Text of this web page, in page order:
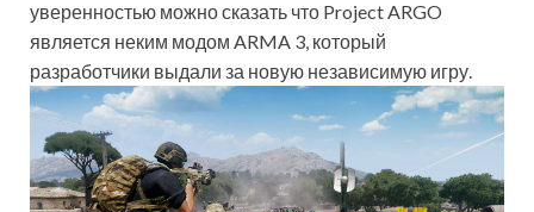
уверенностью можно сказать что Project ARGO
является неким модом ARMA 3, который
разработчики выдали за новую независимую игру.